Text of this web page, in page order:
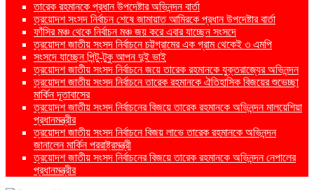
তারেক রহমানকে প্রধান উপদেষ্টার অভিনন্দন বার্তা
ত্রয়োদশ সংসদ নির্বাচন শেষে জামায়াত আমিরকে প্রধান উপদেষ্টার বার্তা
ফাঁসির মঞ্চ থেকে নির্বাচন মঞ্চ জয় করে এবার যাচ্ছেন সংসদে
ত্রয়োদশ জাতীয় সংসদ নির্বাচনে চট্টগ্রামের এক গ্রাম থেকেই ৩ এমপি
সংসদে যাচ্ছেন পিন্টু-টুকু আপন দুই ভাই
ত্রয়োদশ জাতীয় সংসদ নির্বাচনে জয়ে তারেক রহমানকে যুক্তরাজ্যের অভিনন্দন
ত্রয়োদশ জাতীয় সংসদ নির্বাচনে তারেক রহমানকে ঐতিহাসিক বিজয়ের শুভেচ্ছা
মার্কিন দূতাবাসের
ত্রয়োদশ জাতীয় সংসদ নির্বাচনের বিজয়ে তারেক রহমানকে অভিনন্দন মালয়েশিয়া
প্রধানমন্ত্রীর
ত্রয়োদশ জাতীয় সংসদ নির্বাচনে বিজয় লাভে তারেক রহমানকে অভিনন্দন
জানালেন মার্কিন পররাষ্ট্রমন্ত্রী
ত্রয়োদশ জাতীয় সংসদ নির্বাচনের বিজয়ে তারেক রহমানকে অভিনন্দন নেপালের
প্রধানমন্ত্রীর